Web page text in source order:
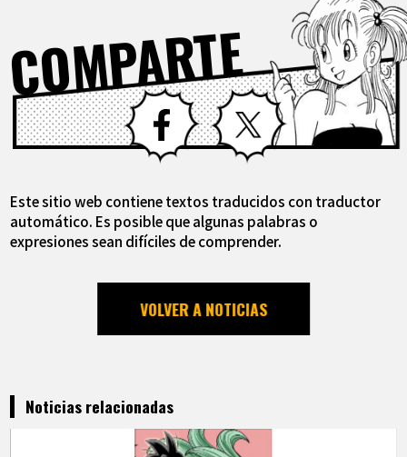
COMPARTE
Facebook X
Este sitio web contiene textos traducidos con traductor
automático. Es posible que algunas palabras o
expresiones sean difíciles de comprender.
VOLVER A NOTICIAS
Noticias relacionadas